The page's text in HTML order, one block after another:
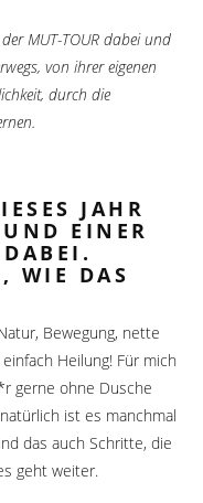
MUT-TOUR dabei und
von ihrer eigenen
durch die
JAHR
EINER
WIE DAS
Bewegung, nette
Heilung! Für mich
gerne ohne Dusche
ist es manchmal
das auch Schritte, die
geht weiter.